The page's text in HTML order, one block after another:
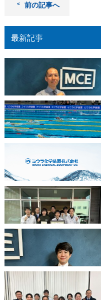
前の記事へ
最新記事